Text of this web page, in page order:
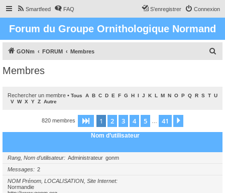
Smartfeed FAQ Connexion
S’enregistrer
Forum du Groupe Ornithologique Normand
GONm FORUM Membres
Membres
Rechercher un membre • Tous A B C D E F G H I J K L M N O P Q R S T U
V W X Y Z Autre
820 membres Page 1sur41
1 2 3 4 5 41
Nom d’utilisateur
Rang, Nom d’utilisateur Administrateur gonm
Messages
2
NOM Prénom, LOCALISATION, Site Internet
Normandie